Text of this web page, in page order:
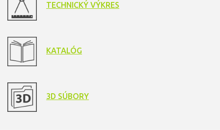
TECHNICKÝ VÝKRES
KATALÓG
3D SÚBORY